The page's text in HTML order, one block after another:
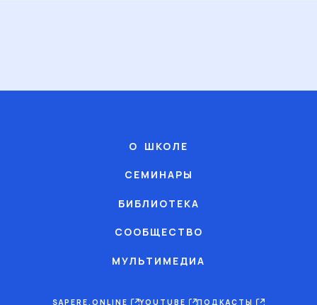
О ШКОЛЕ
СЕМИНАРЫ
БИБЛИОТЕКА
СООБЩЕСТВО
МУЛЬТИМЕДИА
SAPERE.ONLINE YOUTUBE ПОДКАСТЫ